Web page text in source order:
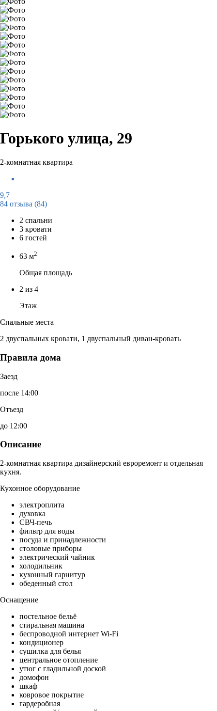
Горького улица, 29
2-комнатная квартира
9,7
84 отзыва (84)
2 спальни
3 кровати
6 гостей
63 м2
Общая площадь
2 из 4
Этаж
Спальные места
2 двуспальных кровати, 1 двуспальный диван-кровать
Правила дома
Заезд
после 14:00
Отъезд
до 12:00
Описание
2-комнатная квартира дизайнерский евроремонт и отдельная
кухня.
Кухонное оборудование
электроплита
духовка
СВЧ-печь
фильтр для воды
посуда и принадлежности
столовые приборы
электрический чайник
холодильник
кухонный гарнитур
обеденный стол
Оснащение
постельное бельё
стиральная машина
беспроводной интернет Wi-Fi
кондиционер
сушилка для белья
центральное отопление
утюг с гладильной доской
домофон
шкаф
ковровое покрытие
гардеробная